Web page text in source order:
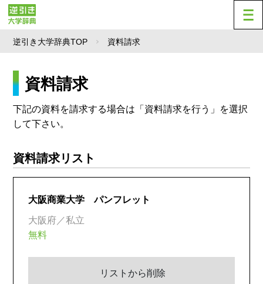
逆引き大学辞典TOP 資料請求
資料請求
下記の資料を請求する場合は「資料請求を行う」を選択
して下さい。
資料請求リスト
大阪商業大学 パンフレット
大阪府／私立
無料
リストから削除